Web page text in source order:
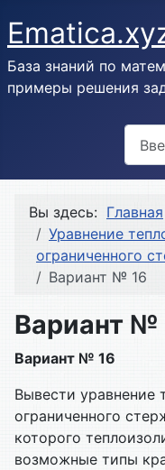
База знаний по
примеры решения
Вы здесь: Главная
Уравнение
ограниченного
Вариант № 16
Вариант №
Вариант № 16
Вывести уравнение
ограниченного
которого
возможные типы